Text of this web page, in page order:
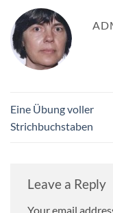
Eine Übung voller
Strichbuchstaben
Leave a Reply
Your email